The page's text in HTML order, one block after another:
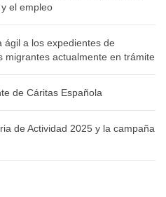
el empleo
ágil a los expedientes de
migrantes actualmente en trámite
de Cáritas Española
de Actividad 2025 y la campaña